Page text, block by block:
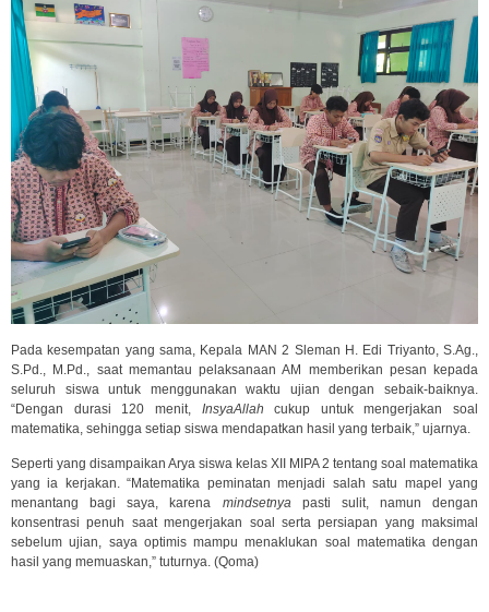
Pada kesempatan yang sama, Kepala MAN 2 Sleman H. Edi Triyanto, S.Ag.,
S.Pd., M.Pd., saat memantau pelaksanaan AM memberikan pesan kepada
seluruh siswa untuk menggunakan waktu ujian dengan sebaik-baiknya.
“Dengan durasi 120 menit, InsyaAllah cukup untuk mengerjakan soal
matematika, sehingga setiap siswa mendapatkan hasil yang terbaik,” ujarnya.
Seperti yang disampaikan Arya siswa kelas XII MIPA 2 tentang soal matematika
yang ia kerjakan. “Matematika peminatan menjadi salah satu mapel yang
menantang bagi saya, karena mindsetnyapasti sulit, namun dengan
konsentrasi penuh saat mengerjakan soal serta persiapan yang maksimal
sebelum ujian, saya optimis mampu menaklukan soal matematika dengan
hasil yang memuaskan,” tuturnya. (Qoma)